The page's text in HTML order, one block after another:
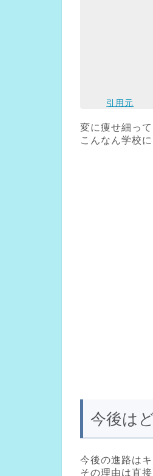
引用元
変に痩せ細っ
こんなん学校
今後は
今後の進路は
その理由は直